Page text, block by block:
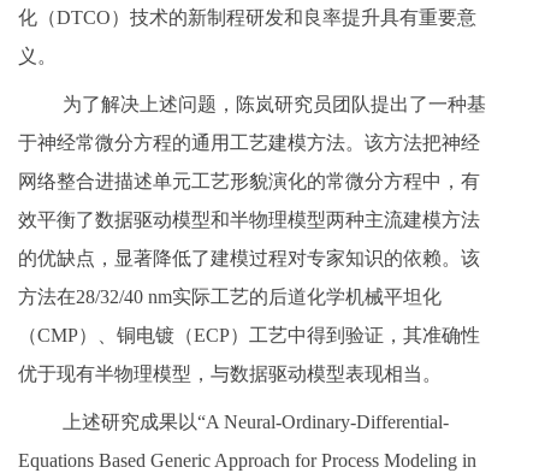
化（DTCO）技术的新制程研发和良率提升具有重要意
义。
为了解决上述问题，陈岚研究员团队提出了一种基
于神经常微分方程的通用工艺建模方法。该方法把神经
网络整合进描述单元工艺形貌演化的常微分方程中，有
效平衡了数据驱动模型和半物理模型两种主流建模方法
的优缺点，显著降低了建模过程对专家知识的依赖。该
方法在28/32/40 nm实际工艺的后道化学机械平坦化
（CMP）、铜电镀（ECP）工艺中得到验证，其准确性
优于现有半物理模型，与数据驱动模型表现相当。
上述研究成果以“A Neural-Ordinary-Differential-
Equations Based Generic Approach for Process Modeling in